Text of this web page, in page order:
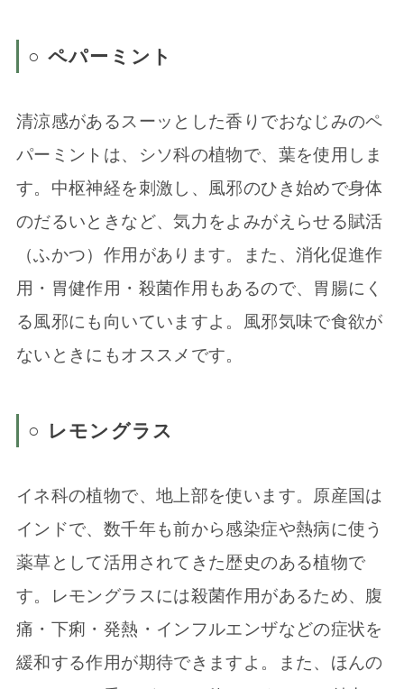
○ ペパーミント
清涼感があるスーッとした香りでおなじみのペ
パーミントは、シソ科の植物で、葉を使用しま
す。中枢神経を刺激し、風邪のひき始めで身体
のだるいときなど、気力をよみがえらせる賦活
（ふかつ）作用があります。また、消化促進作
用・胃健作用・殺菌作用もあるので、胃腸にく
る風邪にも向いていますよ。風邪気味で食欲が
ないときにもオススメです。
○ レモングラス
イネ科の植物で、地上部を使います。原産国は
インドで、数千年も前から感染症や熱病に使う
薬草として活用されてきた歴史のある植物で
す。レモングラスには殺菌作用があるため、腹
痛・下痢・発熱・インフルエンザなどの症状を
緩和する作用が期待できますよ。また、ほんの